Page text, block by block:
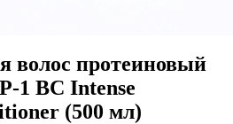
волос протеиновый
1 BС Intense
(500 мл)